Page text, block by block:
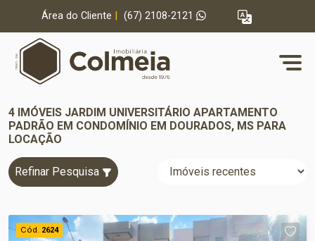
Área do Cliente (67) 2108-2121
4 IMÓVEIS JARDIM UNIVERSITÁRIO APARTAMENTO
PADRÃO EM CONDOMÍNIO EM DOURADOS, MS PARA
LOCAÇÃO
Refinar Pesquisa
Cód. 2624